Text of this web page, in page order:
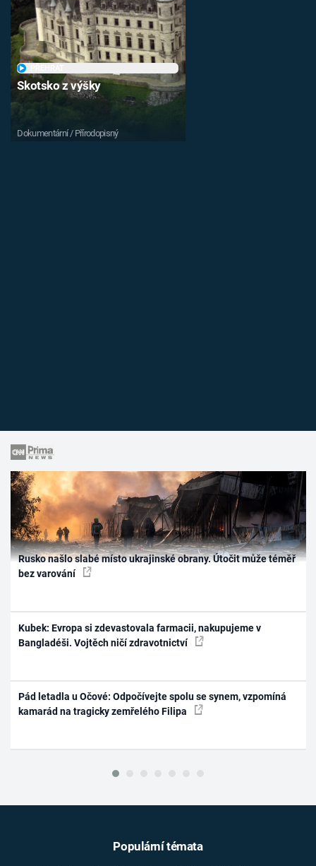
Skotsko z výšky
Dokumentární / Přírodopisný
Rusko našlo slabé místo ukrajinské obrany. Útočit může téměř
bez varování
Kubek: Evropa si zdevastovala farmacii, nakupujeme v
Bangladéši. Vojtěch ničí zdravotnictví
Pád letadla u Očové: Odpočívejte spolu se synem, vzpomíná
kamarád na tragicky zemřelého Filipa
Populární témata